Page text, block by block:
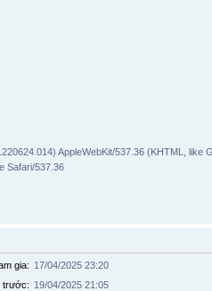
AppleWebKit/537.36 (KHTML, like
Safari/537.36
gia: 17/04/2025 23:20
trước: 19/04/2025 21:05